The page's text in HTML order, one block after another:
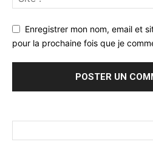
Enregistrer mon nom, email et
pour la prochaine fois que je